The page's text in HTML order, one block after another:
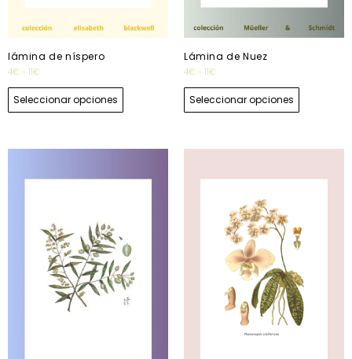
lámina de níspero
4€ - 11€
Seleccionar opciones
Lámina de Nuez
4€ - 11€
Seleccionar opciones